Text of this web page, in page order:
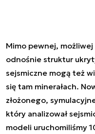
Mimo pewnej,
odnośnie struktur
sejsmiczne mogą też
się tam minerałach.
złożonego,
który analizował
modeli uruchomiliśmy